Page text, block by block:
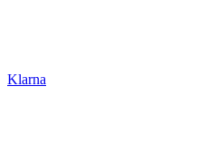
Klarna